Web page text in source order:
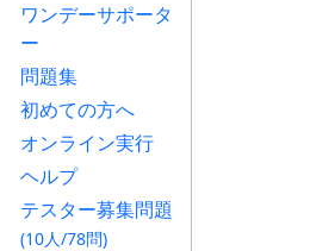
ワンデーサポータ
ー
問題集
初めての方へ
オンライン実行
ヘルプ
テスター募集問題
(10人/78問)